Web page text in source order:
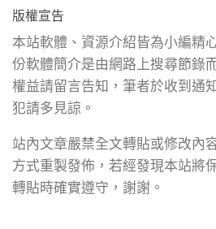
版權宣告
本站軟體、資源介紹皆為小編精
份軟體簡介是由網路上搜尋節錄
權益請留言告知，筆者於收到通
犯請多見諒。
站內文章嚴禁全文轉貼或修改內
方式重製發佈，若經發現本站將
轉貼時確實遵守，謝謝。